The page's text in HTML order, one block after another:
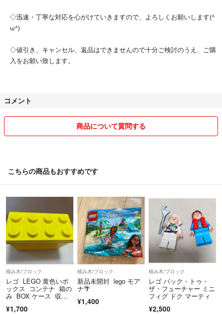
◇迅速・丁寧な対応を心がけていきますので、よろしくお願いします(^
ω^)
◇値引き、キャンセル、返品はできませんので十分ご検討のうえ、ご購
入をお願い致します。
コメント
商品について質問する
こちらの商品もおすすめです
積み木/ブロック
レゴ LEGO 黄色いボ
ックス コンテナ 箱の
み BOX ケース 収納
¥1,700
積み木/ブロック
新品未開封 lego モア
ナ🌴
¥1,400
積み木/ブロック
レゴ バック・トゥ・
ザ・フューチャー ミニ
フィグ ドク マーティ
¥2,500